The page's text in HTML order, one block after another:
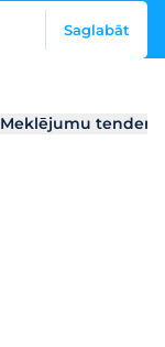
Saglabāt
Meklējumu